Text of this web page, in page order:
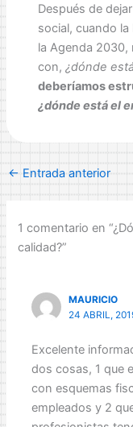
Después de
social, cuando
la Agenda
con, ¿dónde
deberíamos
¿dónde está el
←Entrada anterior
1 comentario en
calidad?”
MAURICIO
24 ABRIL,
Excelente
dos cosas, 1 que
con esquemas
empleados y 2